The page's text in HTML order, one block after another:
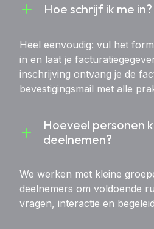
Hoe schrijf ik me in?
Heel eenvoudig: vul het
in en laat je
inschrijving ontvang je de
bevestigingsmail met alle
Hoeveel personen
deelnemen?
We werken met kleine
deelnemers om voldoende
vragen, interactie en